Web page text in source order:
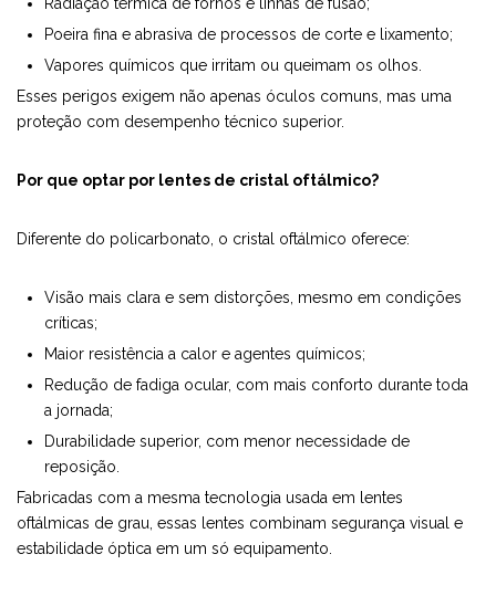
Radiação térmica de fornos e linhas de fusão;
Poeira fina e abrasiva de processos de corte e lixamento;
Vapores químicos que irritam ou queimam os olhos.
Esses perigos exigem não apenas óculos comuns, mas uma
proteção com desempenho técnico superior.
Por que optar por lentes de cristal oftálmico?
Diferente do policarbonato, o cristal oftálmico oferece:
Visão mais clara e sem distorções, mesmo em condições
críticas;
Maior resistência a calor e agentes químicos;
Redução de fadiga ocular, com mais conforto durante toda
a jornada;
Durabilidade superior, com menor necessidade de
reposição.
Fabricadas com a mesma tecnologia usada em lentes
oftálmicas de grau, essas lentes combinam segurança visual e
estabilidade óptica em um só equipamento.